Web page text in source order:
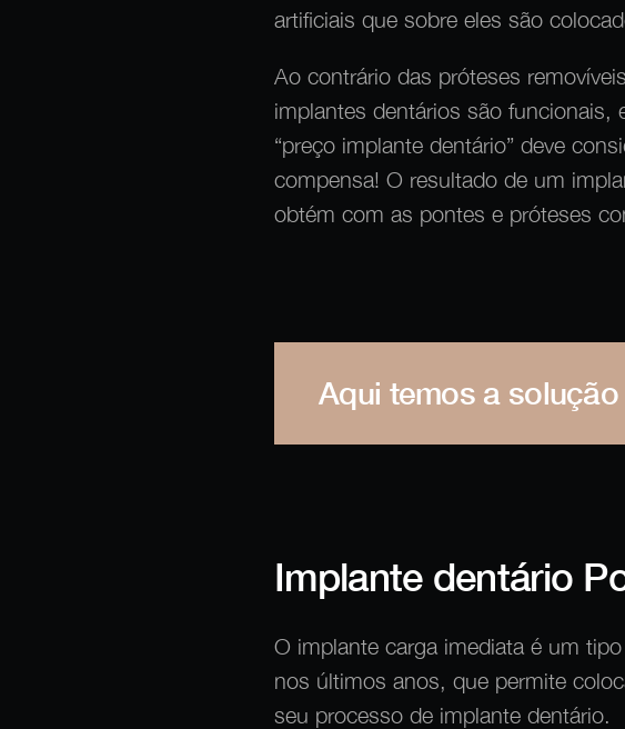
artificiais que sobre eles são
Ao contrário das próteses
implantes dentários são
“preço implante dentário” deve
compensa! O resultado de um
obtém com as pontes e próteses
Aqui temos a
Implante dentário
O implante carga imediata é um
nos últimos anos, que permite
seu processo de implante dentário.